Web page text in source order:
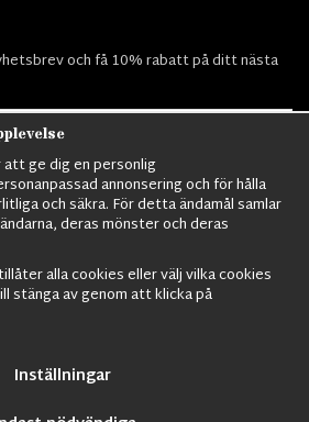
och få 10% rabatt på ditt nästa
Prenumerera
Militärkläder,M90 kläder,Militärtöverskott,
utrustning,
kläder,Sjömanskläder
mycket mer..
ge dig en personlig
annonsering och för hålla
och säkra. För detta ändamål samlar
deras mönster och deras
alla cookies eller välj vilka cookies
stänga av genom att klicka på
Inställningar